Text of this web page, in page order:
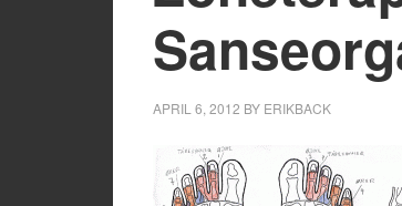
APRIL 6, 2012 BY ERIKBACK